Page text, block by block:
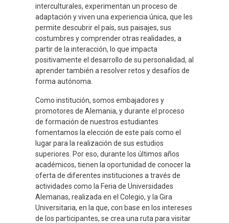
interculturales, experimentan un proceso de
adaptación y viven una experiencia única, que les
permite descubrir el país, sus paisajes, sus
costumbres y comprender otras realidades, a
partir de la interacción, lo que impacta
positivamente el desarrollo de su personalidad, al
aprender también a resolver retos y desafíos de
forma autónoma.
Como institución, somos embajadores y
promotores de Alemania, y durante el proceso
de formación de nuestros estudiantes
fomentamos la elección de este país como el
lugar para la realización de sus estudios
superiores. Por eso, durante los últimos años
académicos, tienen la oportunidad de conocer la
oferta de diferentes instituciones a través de
actividades como la Feria de Universidades
Alemanas, realizada en el Colegio, y la Gira
Universitaria, en la que, con base en los intereses
de los participantes, se crea una ruta para visitar